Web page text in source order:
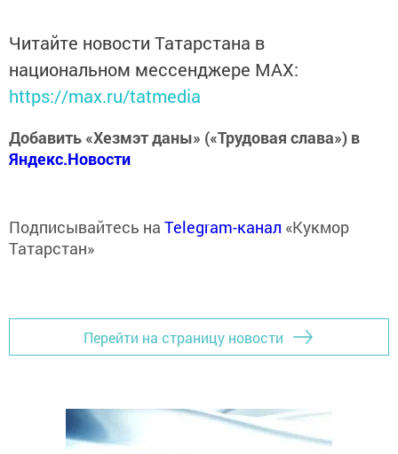
Читайте новости Татарстана в
национальном мессенджере MАХ:
https://max.ru/tatmedia
Добавить «Хезмэт даны» («Трудовая слава») в
Яндекс.Новости
Подписывайтесь на Telegram-канал «Кукмор
Татарстан»
Перейти на страницу новости